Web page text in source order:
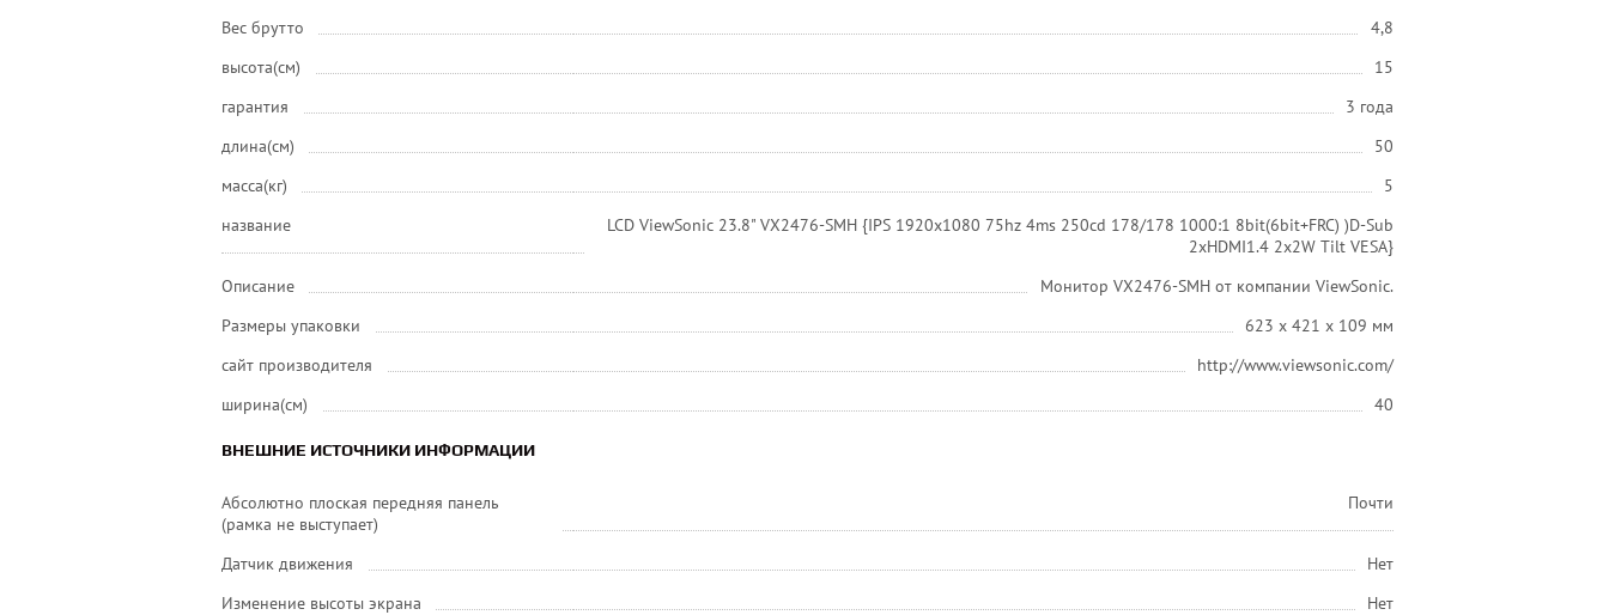
Вес брутто
4,8
высота(см)
15
гарантия
3 года
длина(см)
50
масса(кг)
5
название
LCD ViewSonic 23.8" VX2476-SMH {IPS 1920х1080 75hz 4ms 250cd 178/178 1000:1 8bit(6bit+FRC) )D-Sub
2xHDMI1.4 2x2W Tilt VESA}
Описание
Монитор VX2476-SMH от компании ViewSonic.
Размеры упаковки
623 x 421 x 109 мм
сайт производителя
http://www.viewsonic.com/
ширина(см)
40
ВНЕШНИЕ ИСТОЧНИКИ ИНФОРМАЦИИ
Абсолютно плоская передняя панель
(рамка не выступает)
Почти
Датчик движения
Нет
Изменение высоты экрана
Нет